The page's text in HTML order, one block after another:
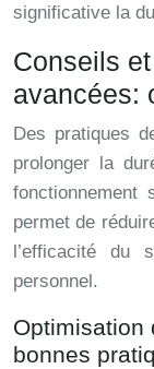
significative la
Conseils
avancées:
Des pratiques
prolonger la
fonctionnement
permet de
l’efficacité du
personnel.
Optimisation
bonnes